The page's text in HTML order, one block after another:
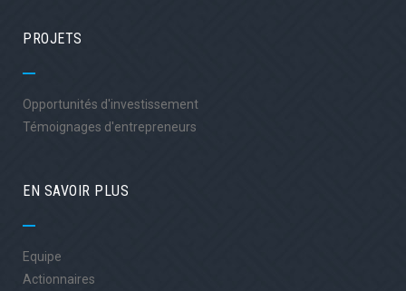
PROJETS
Opportunités d'investissement
Témoignages d'entrepreneurs
EN SAVOIR PLUS
Equipe
Actionnaires